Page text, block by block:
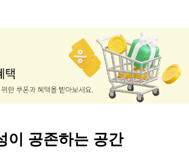
이 공존하는 공간